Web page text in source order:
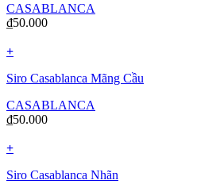
CASABLANCA
₫50.000
+
Siro Casablanca Mãng Cầu
CASABLANCA
₫50.000
+
Siro Casablanca Nhãn